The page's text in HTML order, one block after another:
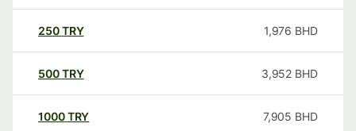
250TRY 1,976 BHD
500TRY 3,952 BHD
1000TRY 7,905 BHD